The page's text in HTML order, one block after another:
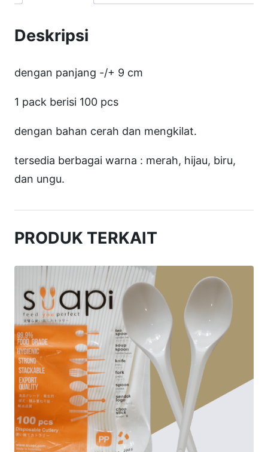
I
G
a
p
a
r
a
Deskripsi
dengan panjang -/+ 9 cm
1 pack berisi 100 pcs
dengan bahan cerah dan mengkilat.
tersedia berbagai warna : merah, hijau, biru,
dan ungu.
PRODUK TERKAIT